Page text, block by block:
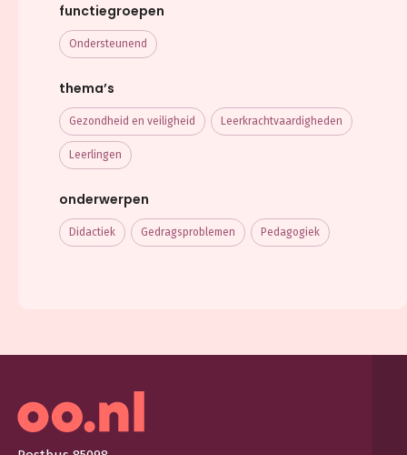
functiegroepen
Ondersteunend
thema’s
Gezondheid en veiligheid Leerkracht­vaardigheden
Leerlingen
onderwerpen
Didactiek Gedragsproblemen Pedagogiek